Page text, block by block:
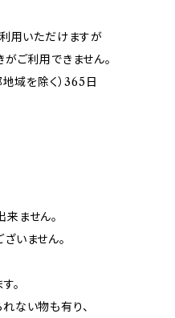
用いただけますが
ご利用できません。
域を除く）365日
ません。
いません。
。
い物も有り、